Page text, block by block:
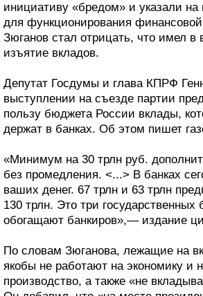
инициативу «бредом» и указали на
для функционирования
Зюганов стал отрицать, что имел в
изъятие вкладов.
Депутат Госдумы и глава КПРФ
выступлении на съезде партии
пользу бюджета России вклады,
держат в банках. Об этом пишет
«Минимум на 30 трлн руб.
без промедления. <...> В банках
ваших денег. 67 трлн и 63 трлн
130 трлн. Это три
обогащают банкиров»,— издание
По словам Зюганова, лежащие на
якобы не работают на экономику и
производство, а также «не